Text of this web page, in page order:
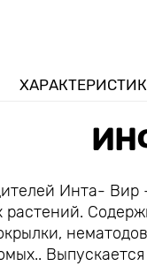
Инта-
растений.
Выпускается